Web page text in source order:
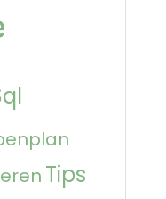
Tips